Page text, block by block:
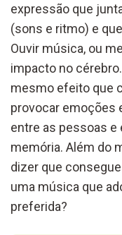
expressão que
(sons e ritmo) e
Ouvir música, ou
impacto no
mesmo efeito que
provocar emoções
entre as pessoas e
memória. Além do
dizer que
uma música que
preferida?